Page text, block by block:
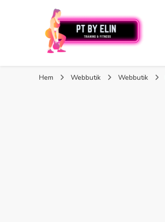
PT By Elin
PT By Elin
Hem Webbutik Webbutik